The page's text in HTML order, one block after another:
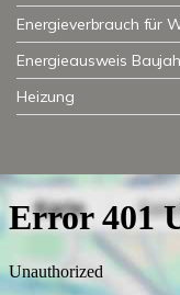
Energieverbrauch für
Energieausweis
Heizung